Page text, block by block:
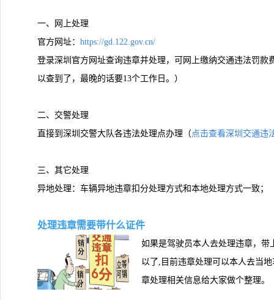
一、网上处理
官方网址： https://gd.122.gov.cn/
登录深圳官方网址查询违章并处理，可网上缴纳交通违法罚
以查到了，最晚的话要13个工作日。）
二、交警处理
直接到深圳交警大队各违法处理点办理（点击查看深圳交通违
三、其它处理
异地处理：车辆异地违章扣分处理方式和本地处理方式一致；
处理违章需要带什么证件
如果是驾驶员本人去处理违章，
以了,目前违章处理可以本人去当
章处理相关信息给大家做个整理。